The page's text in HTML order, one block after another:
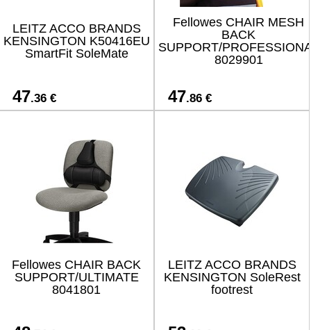
LEITZ ACCO BRANDS
KENSINGTON K50416EU
SmartFit SoleMate
47.36 €
Fellowes CHAIR MESH
BACK
SUPPORT/
8029901
47.86 €
Fellowes CHAIR BACK
SUPPORT/ULTIMATE
8041801
LEITZ ACCO BRANDS
KENSINGTON SoleRest
footrest